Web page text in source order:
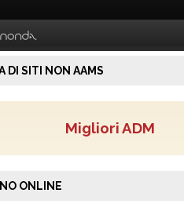
DI SITI NON AAMS
Migliori ADM
ONLINE